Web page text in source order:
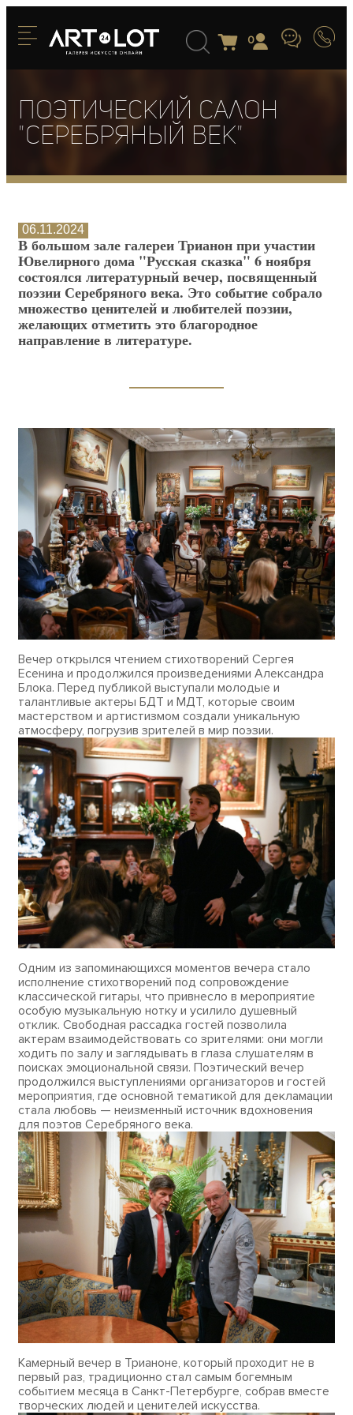
0
Поэтический салон
"Серебряный век"
06.11.2024
В большом зале галереи Трианон при участии
Ювелирного дома "Русская сказка" 6 ноября
состоялся литературный вечер, посвященный
поэзии Серебряного века. Это событие собрало
множество ценителей и любителей поэзии,
желающих отметить это благородное
направление в литературе.
Вечер открылся чтением стихотворений Сергея
Есенина и продолжился произведениями Александра
Блока. Перед публикой выступали молодые и
талантливые актеры БДТ и МДТ, которые своим
мастерством и артистизмом создали уникальную
атмосферу, погрузив зрителей в мир поэзии.
Одним из запоминающихся моментов вечера стало
исполнение стихотворений под сопровождение
классической гитары, что привнесло в мероприятие
особую музыкальную нотку и усилило душевный
отклик. Свободная рассадка гостей позволила
актерам взаимодействовать со зрителями: они могли
ходить по залу и заглядывать в глаза слушателям в
поисках эмоциональной связи. Поэтический вечер
продолжился выступлениями организаторов и гостей
мероприятия, где основной тематикой для декламации
стала любовь — неизменный источник вдохновения
для поэтов Серебряного века.
Камерный вечер в Трианоне, который проходит не в
первый раз, традиционно стал самым богемным
событием месяца в Санкт-Петербурге, собрав вместе
творческих людей и ценителей искусства.